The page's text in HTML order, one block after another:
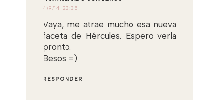
4/9/14 23:35
Vaya, me atrae mucho esa nueva
faceta de Hércules. Espero verla
pronto.
Besos =)
RESPONDER